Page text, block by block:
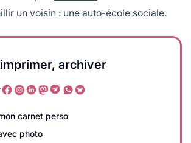
un voisin : une auto-école sociale.
archiver
carnet perso
photo